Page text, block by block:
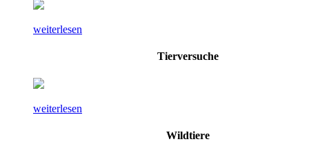
weiterlesen
Tierversuche
weiterlesen
Wildtiere